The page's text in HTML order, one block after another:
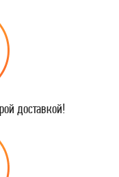
доставкой!